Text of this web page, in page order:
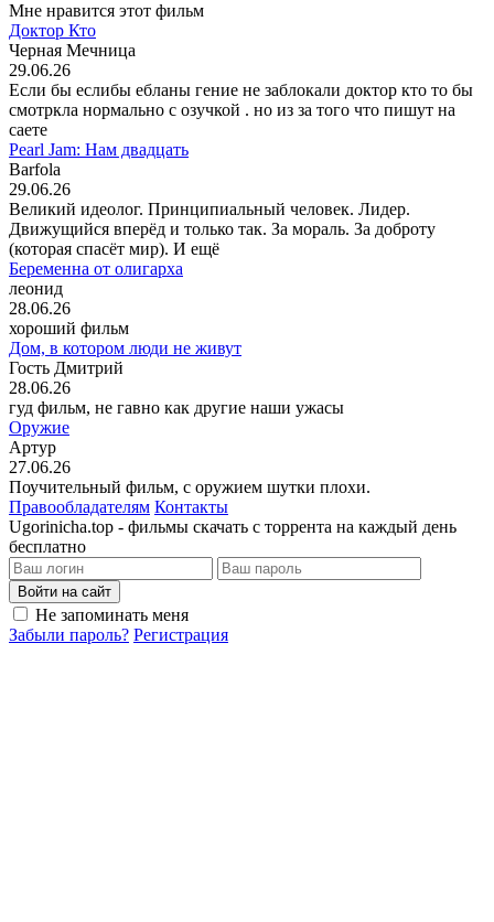
Мне нравится этот фильм
Доктор Кто
Черная Мечница
29.06.26
Если бы еслибы ебланы гение не заблокали доктор кто то бы
смотркла нормально с озучкой . но из за того что пишут на
саете
Pearl Jam: Нам двадцать
Barfola
29.06.26
Великий идеолог. Принципиальный человек. Лидер.
Движущийся вперёд и только так. За мораль. За доброту
(которая спасёт мир). И ещё
Беременна от олигарха
леонид
28.06.26
хороший фильм
Дом, в котором люди не живут
Гость Дмитрий
28.06.26
гуд фильм, не гавно как другие наши ужасы
Оружие
Артур
27.06.26
Поучительный фильм, с оружием шутки плохи.
Правообладателям Контакты
Ugorinicha.top - фильмы скачать с торрента на каждый день
бесплатно
Войти на сайт
Не запоминать меня
Забыли пароль? Регистрация